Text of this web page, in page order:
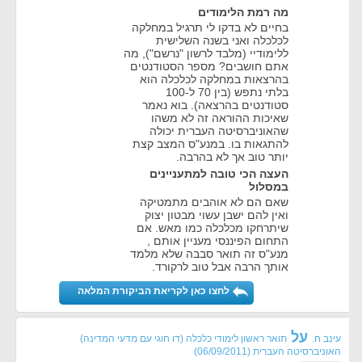
מה רמת הלימודים
בחיים לא בדקו לי תרגיל במחלקה
לכלכלה ואני בשנה השלישית
ללימודיי (מלבד לרשון "נרשם"), מה
אתם חושבים? מספר הסטודנטים
בהרצאות במחלקה לכלכלה הוא
בלתי נתפש (בין 70 ל-100
סטודנטים בהרצאה). בוא נאמר
שאיכות ההוראה זה לא משהו
שהאוניברסיטה העברית יכולה
להתגאות בו. במנע"ס המצב קצת
יותר טוב אך לא בהרבה.
העצה הכי טובה למתעניינים
במסלול
שאם הם לא אוהבים מתמטיקה
ואין להם ישבן עשוי מבטון יצוק
שיתרחקו מכלכלה כמו מאש. אם
התחום הפיננסי מעניין אותם ,
מנע"ס זה תואר סבבה שלא מלמד
אותך הרבה אבל טוב לרקורד.
לחצו כאן לקריאת הביקורת המלאה
עינב ח. על תואר ראשון לימודי כלכלה (דו חוגי עם מדעי המדינה)
האוניברסיטה העברית (
06/09/2011
)